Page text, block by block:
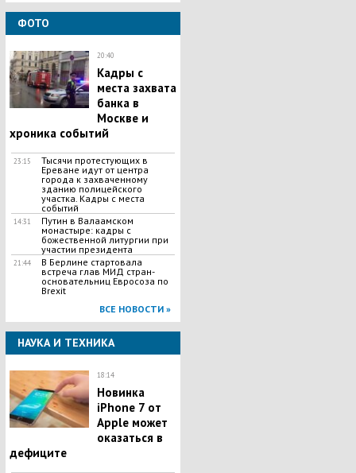
ФОТО
20:40
Кадры с
места захвата
банка в
Москве и
хроника событий
23:15
Тысячи протестующих в
Ереване идут от центра
города к захваченному
зданию полицейского
участка. Кадры с места
событий
14:31
Путин в Валаамском
монастыре: кадры с
божественной литургии при
участии президента
21:44
В Берлине стартовала
встреча глав МИД стран-
основательниц Евросоза по
Brexit
ВСЕ НОВОСТИ »
НАУКА И ТЕХНИКА
18:14
Новинка
iPhone 7 от
Apple может
оказаться в
дефиците